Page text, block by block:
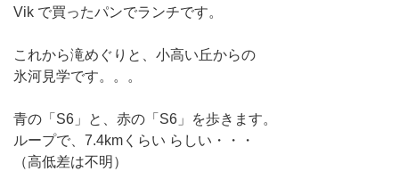
Vik で買ったパンでランチです。
これから滝めぐりと、小高い丘からの
氷河見学です。。。
青の「S6」と、赤の「S6」を歩きます。
ループで、7.4kmくらい らしい・・・
（高低差は不明）